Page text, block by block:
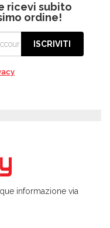
ricevi subito
ordine!
ISCRIVITI
informazione via